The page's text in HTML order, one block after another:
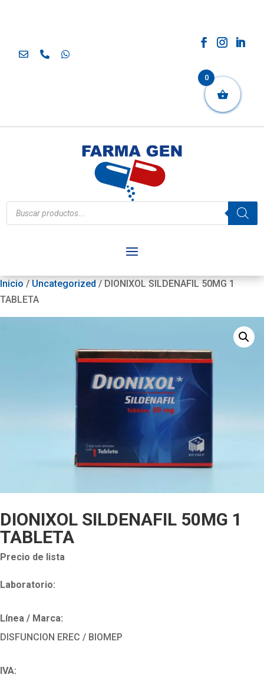
Búsqueda
de
productos
Inicio / Uncategorized / DIONIXOL SILDENAFIL 50MG 1
TABLETA
DIONIXOL SILDENAFIL 50MG 1
TABLETA
Precio de lista
Laboratorio:
Línea / Marca:
DISFUNCION EREC / BIOMEP
IVA:
0